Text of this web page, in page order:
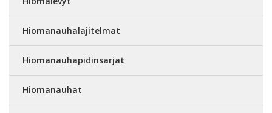
Hiomanauhalajitelmat
Hiomanauhapidinsarjat
Hiomanauhat